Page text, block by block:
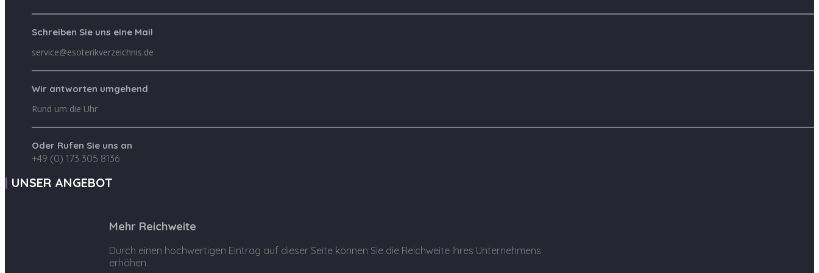
Schreiben Sie uns eine Mail
service@esoterikverzeichnis.de
Wir antworten umgehend
Rund um die Uhr
Oder Rufen Sie uns an
+49 (0) 173 305 8136
UNSER ANGEBOT
Mehr Reichweite
Durch einen hochwertigen Eintrag auf dieser Seite können Sie die Reichweite Ihres Unternehmens
erhöhen.